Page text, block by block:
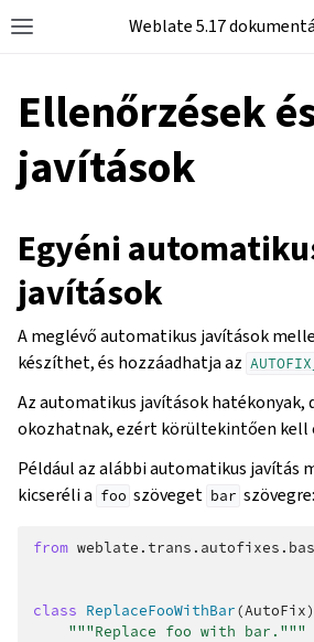
Weblate 5.17
Ellenőrzések
javítások
Egyéni
javítások
A meglévő automatikus javítások
készíthet, és hozzáadhatja az
Az automatikus javítások hatékonyak,
okozhatnak, ezért körültekintően kell
Például az alábbi automatikus javítás
kicseréli a foo szöveget bar szövegre:
from
class ReplaceFooWithBar(AutoFix
"""Replace foo with bar."""